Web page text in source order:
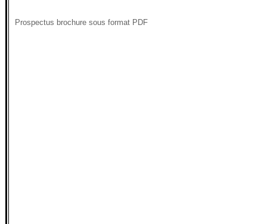
Prospectus brochure sous format PDF